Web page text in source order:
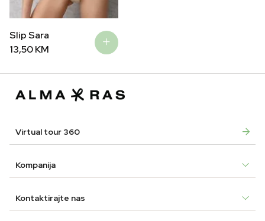
Slip Sara
13,50KM
Virtual tour 360
Kompanija
Kontaktirajte nas